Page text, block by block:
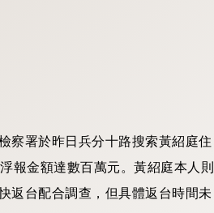
察署於昨日兵分十路搜索黃紹庭住
報金額達數百萬元。黃紹庭本人則
返台配合調查，但具體返台時間未